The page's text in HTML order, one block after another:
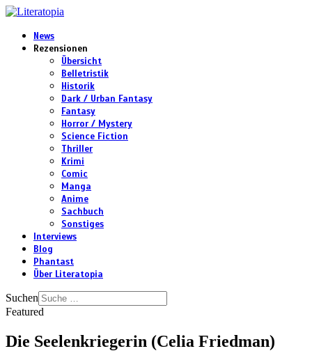
News
Rezensionen
Übersicht
Belletristik
Historik
Dark / Urban Fantasy
Fantasy
Horror / Mystery
Science Fiction
Thriller
Krimi
Comic
Manga
Anime
Sachbuch
Sonstiges
Interviews
Blog
Phantast
Über Literatopia
Suchen
Featured
Die Seelenkriegerin (Celia Friedman)